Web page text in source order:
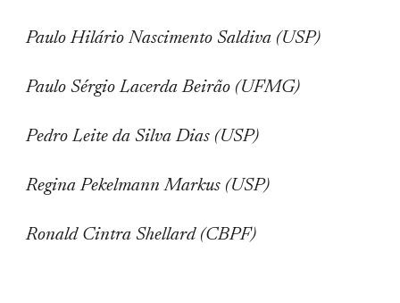
Paulo Hilário Nascimento Saldiva (USP)
Paulo Sérgio Lacerda Beirão (UFMG)
Pedro Leite da Silva Dias (USP)
Regina Pekelmann Markus (USP)
Ronald Cintra Shellard (CBPF)